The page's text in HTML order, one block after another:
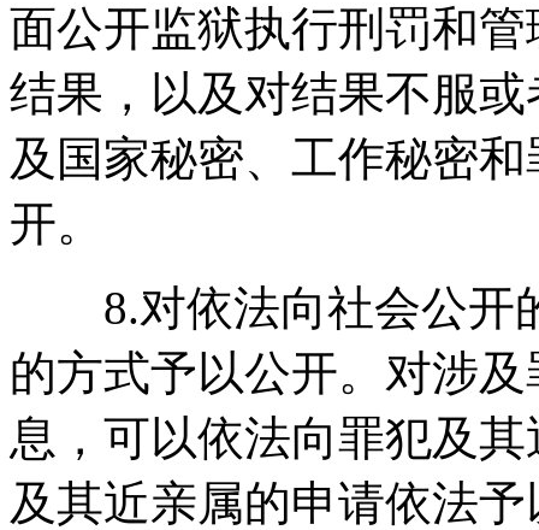
面公开监狱执行刑罚和
结果，以及对结果不服
及国家秘密、工作秘密
开。
8.对依法向社会公开
的方式予以公开。对涉
息，可以依法向罪犯及
及其近亲属的申请依法